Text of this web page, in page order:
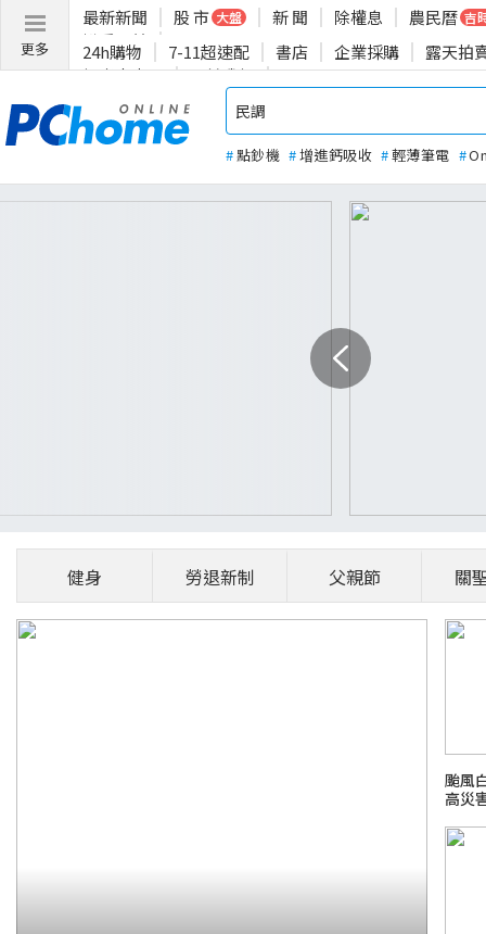
更多
最新新聞 股 市 大盤 新 聞 除權息 農民曆 吉
揪愛公益
24h購物 7-11超速配 書店 企業採購
露天拍
投資人專區
關於我們
#點鈔機 #增進鈣吸收 #輕薄筆電 #
健身 勞退新制 父親節 關
颱風
高災